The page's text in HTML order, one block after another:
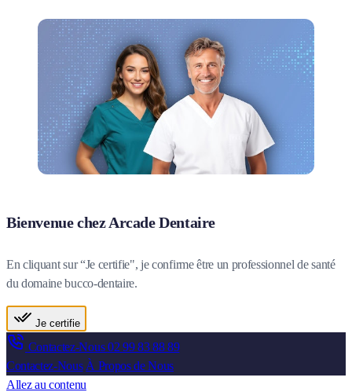
Bienvenue chez Arcade Dentaire
En cliquant sur “Je certifie", je confirme être un professionnel de santé
du domaine bucco-dentaire.
Je certifie
Contactez-Nous02 99 83 88 89
Contactez-Nous À Propos de Nous
Allez au contenu